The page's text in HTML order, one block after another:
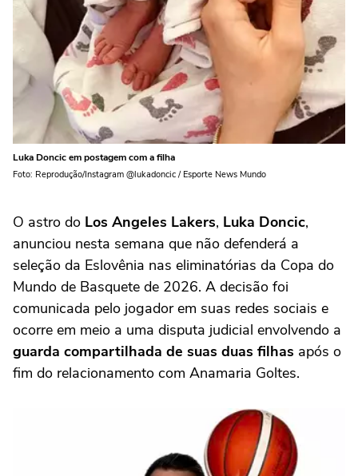
Luka Doncic em postagem com a filha
Foto: Reprodução/Instagram @lukadoncic / Esporte News Mundo
O astro do Los Angeles Lakers, Luka Doncic,
anunciou nesta semana que não defenderá a
seleção da Eslovênia nas eliminatórias da Copa do
Mundo de Basquete de 2026. A decisão foi
comunicada pelo jogador em suas redes sociais e
ocorre em meio a uma disputa judicial envolvendo a
guarda compartilhada de suas duas filhas após o
fim do relacionamento com Anamaria Goltes.